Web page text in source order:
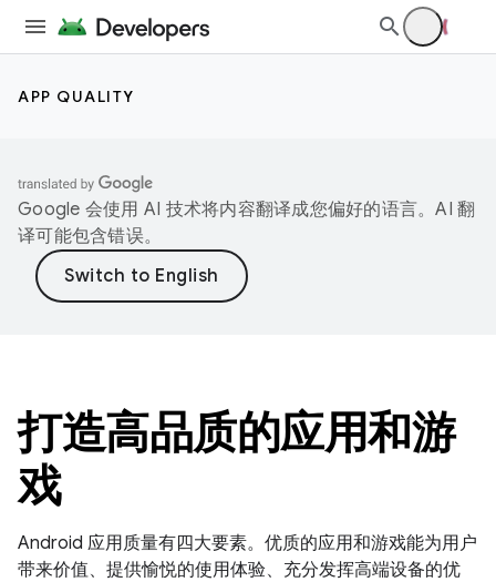
APP QUALITY
Google 会使用 AI 技术将内容翻译成您偏好的语言。AI 翻
译可能包含错误。
打造高品质的应用和游
戏
Android 应用质量有四大要素。优质的应用和游戏能为用户
带来价值、提供愉悦的使用体验、充分发挥高端设备的优